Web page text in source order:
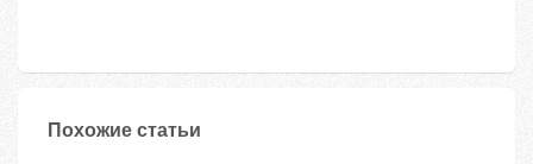
Похожие статьи